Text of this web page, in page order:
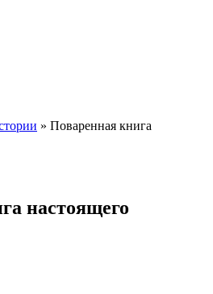
» Поваренная книга
настоящего